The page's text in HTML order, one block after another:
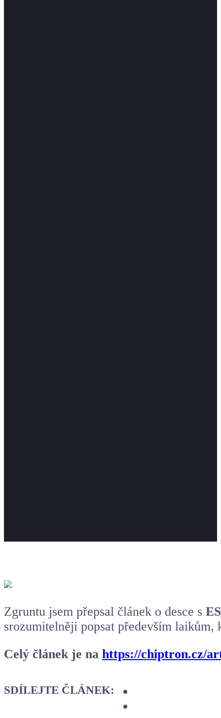
Zgruntu jsem přepsal článek o desce s
srozumitelněji popsat především laikům,
Celý článek je na https://chiptron.cz/
SDÍLEJTE ČLÁNEK: